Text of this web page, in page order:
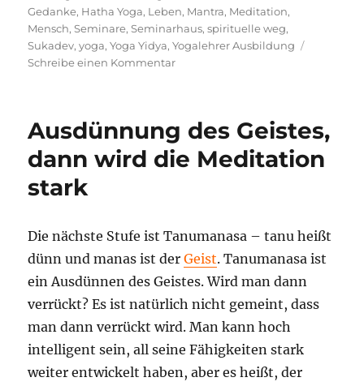
Gedanke, Hatha Yoga, Leben, Mantra, Meditation,
Mensch,Seminare,Seminarhaus,spirituelle weg,
Sukadev,yoga,Yoga Yidya,Yogalehrer Ausbildung
Schreibe einen Kommentarzu
der
Meister
Ausdünnung des Geistes,
dann wird die Meditation
stark
Die nächste Stufe ist Tanumanasa – tanu heißt
dünn und manas ist derGeist. Tanumanasa ist
ein Ausdünnen des Geistes. Wird man dann
verrückt? Es ist natürlich nicht gemeint, dass
man dann verrückt wird. Man kann hoch
intelligent sein, all seine Fähigkeiten stark
weiter entwickelt haben, aber es heißt, der